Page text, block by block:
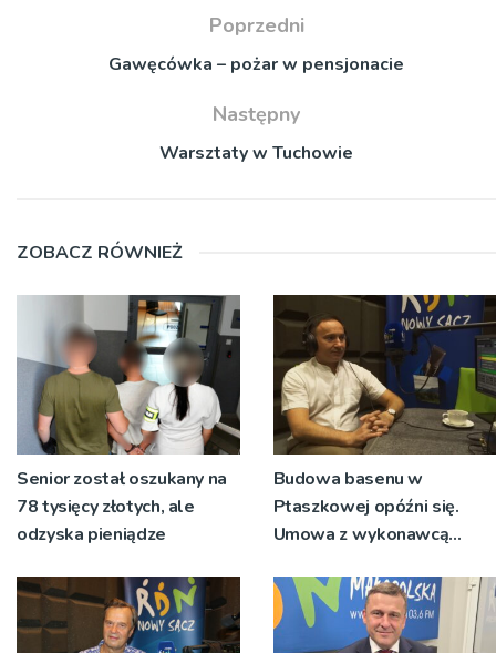
Poprzedni
Gawęcówka – pożar w pensjonacie
Następny
Warsztaty w Tuchowie
ZOBACZ RÓWNIEŻ
Senior został oszukany na
78 tysięcy złotych, ale
odzyska pieniądze
Budowa basenu w
Ptaszkowej opóźni się.
Umowa z wykonawcą
nie zostanie podpisana